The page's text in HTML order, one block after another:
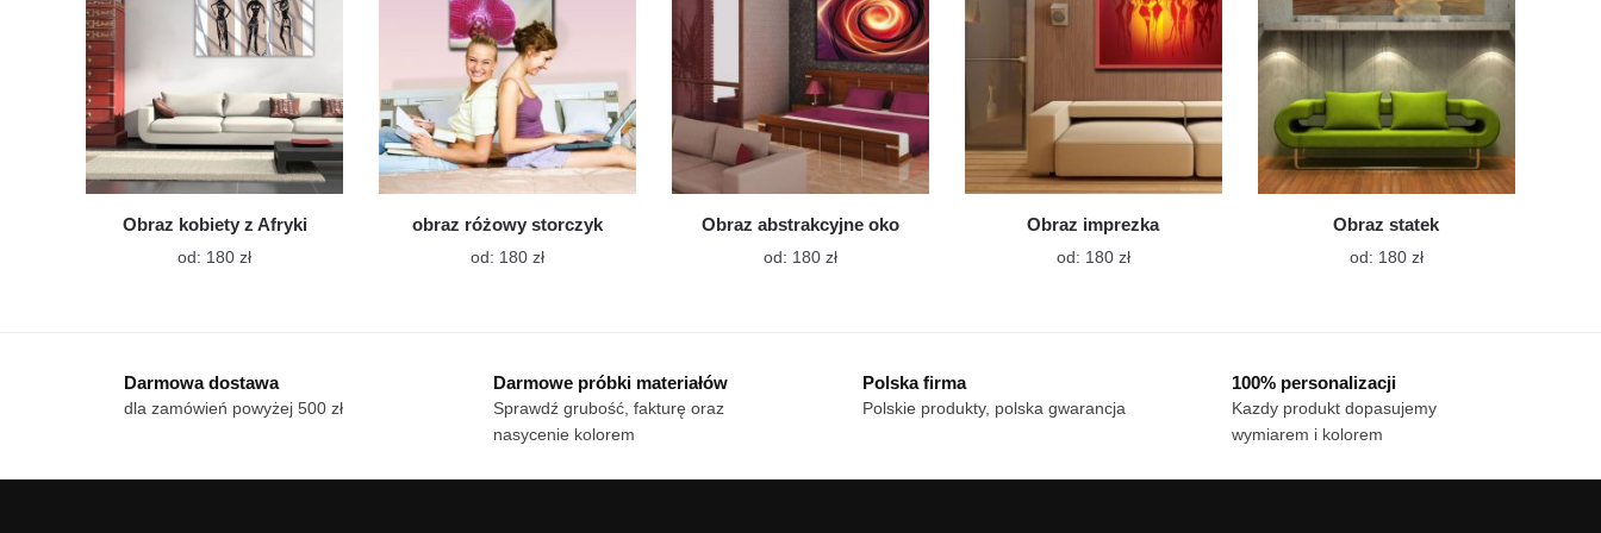
na
stronie
stronie
produktu
na
stronie
produktu
na
stronie
produktu
na
stronie
produktu
Obraz kobiety z Afryki
od: 180 złTen
Opcje
można
obraz różowy storczyk
od: 180 złTen
Opcje
można
wybrać
Obraz abstrakcyjne oko
od: 180 złTen
Opcje
można
Obraz imprezka
od: 180 złTen
Obraz statek
od: 180 złTen
można
Darmowa dostawa
dla zamówień powyżej 500 zł
Darmowe próbki materiałów
Sprawdź grubość, fakturę oraz
nasycenie kolorem
Polska firma
Polskie produkty, polska gwarancja
100% personalizacji
Kazdy produkt dopasujemy
wymiarem i kolorem